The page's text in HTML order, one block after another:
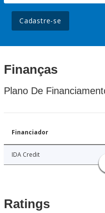
Cadastre-se
Finanças
Plano De
Financiador
IDA Credit
Ratings